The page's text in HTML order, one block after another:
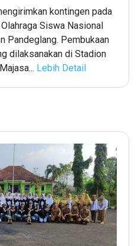
kontingen pada
Siswa Nasional
Pandeglang. Pembukaan
dilaksanakan di Stadion
Lebih Detail